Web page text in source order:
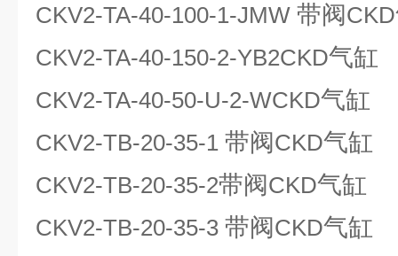
CKV2-TA-40-100-1-JMW 带阀CKD
CKV2-TA-40-150-2-YB2CKD气缸
CKV2-TA-40-50-U-2-WCKD气缸
CKV2-TB-20-35-1 带阀CKD气缸
CKV2-TB-20-35-2带阀CKD气缸
CKV2-TB-20-35-3 带阀CKD气缸